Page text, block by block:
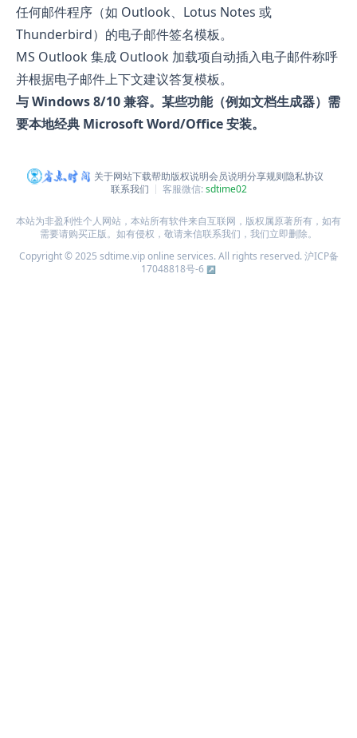
任何邮件程序（如 Outlook、Lotus Notes 或
Thunderbird）的电子邮件签名模板。
MS Outlook 集成 Outlook 加载项自动插入电子邮件称呼
并根据电子邮件上下文建议答复模板。
与 Windows 8/10 兼容。某些功能（例如文档生成器）需
要本地经典 Microsoft Word/Office 安装。
关于网站下载帮助版权说明会员说明分享规则隐私协议
联系我们
客服微信:sdtime02
本站为非盈利性个人网站，本站所有软件来自互联网，版权属原著所有，如有
需要请购买正版。如有侵权，敬请来信联系我们，我们立即删除。
Copyright © 2025 sdtime.vip online services. All rights reserved.沪ICP备
17048818号-6